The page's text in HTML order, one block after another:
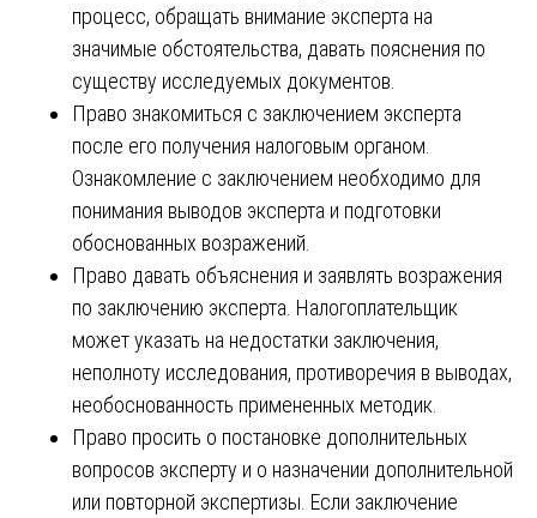
процесс, обращать внимание эксперта на
значимые обстоятельства, давать пояснения по
существу исследуемых документов.
Право знакомиться с заключением эксперта
после его получения налоговым органом.
Ознакомление с заключением необходимо для
понимания выводов эксперта и подготовки
обоснованных возражений.
Право давать объяснения и заявлять возражения
по заключению эксперта. Налогоплательщик
может указать на недостатки заключения,
неполноту исследования, противоречия в выводах,
необоснованность примененных методик.
Право просить о постановке дополнительных
вопросов эксперту и о назначении дополнительной
или повторной экспертизы. Если заключение